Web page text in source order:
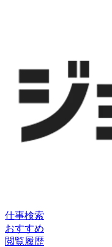
仕事検索
おすすめ
閲覧履歴